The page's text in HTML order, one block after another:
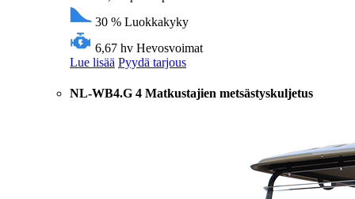
30 % Luokkakyky
6,67 hv Hevosvoimat
Lue lisää Pyydä tarjous
NL-WB4.G 4 Matkustajien metsästyskuljetus